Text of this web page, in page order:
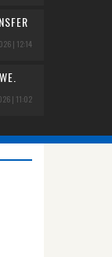
| 12:14
| 11:02